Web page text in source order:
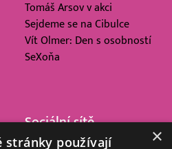
Tomáš Arsov v akci
Sejdeme se na Cibulce
Vít Olmer: Den s osobností
SeXoňa
Sociální sítě
×
stránky používají